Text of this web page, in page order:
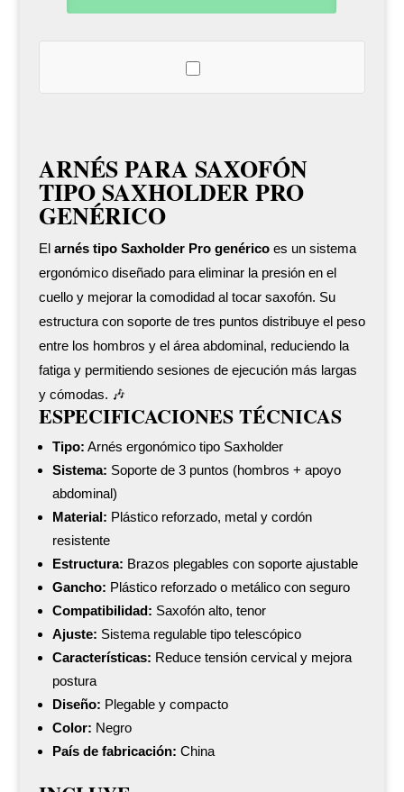
cantidad
ARNÉS PARA SAXOFÓN
TIPO SAXHOLDER PRO
GENÉRICO
El arnés tipo Saxholder Pro genéricoes un sistema
ergonómico diseñado para eliminar la presión en el
cuello y mejorar la comodidad al tocar saxofón. Su
estructura con soporte de tres puntos distribuye el peso
entre los hombros y el área abdominal, reduciendo la
fatiga y permitiendo sesiones de ejecución más largas
y cómodas. 🎶
ESPECIFICACIONES TÉCNICAS
Tipo: Arnés ergonómico tipo Saxholder
Sistema: Soporte de 3 puntos (hombros + apoyo
abdominal)
Material: Plástico reforzado, metal y cordón
resistente
Estructura: Brazos plegables con soporte ajustable
Gancho: Plástico reforzado o metálico con seguro
Compatibilidad: Saxofón alto, tenor
Ajuste: Sistema regulable tipo telescópico
Características: Reduce tensión cervical y mejora
postura
Diseño: Plegable y compacto
Color: Negro
País de fabricación: China